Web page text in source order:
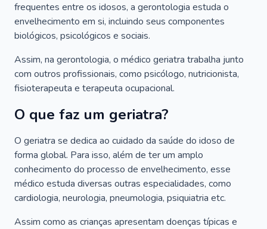
frequentes entre os idosos, a gerontologia estuda o
envelhecimento em si, incluindo seus componentes
biológicos, psicológicos e sociais.
Assim, na gerontologia, o médico geriatra trabalha junto
com outros profissionais, como psicólogo, nutricionista,
fisioterapeuta e terapeuta ocupacional.
O que faz um geriatra?
O geriatra se dedica ao cuidado da saúde do idoso de
forma global. Para isso, além de ter um amplo
conhecimento do processo de envelhecimento, esse
médico estuda diversas outras especialidades, como
cardiologia, neurologia, pneumologia, psiquiatria etc.
Assim como as crianças apresentam doenças típicas e